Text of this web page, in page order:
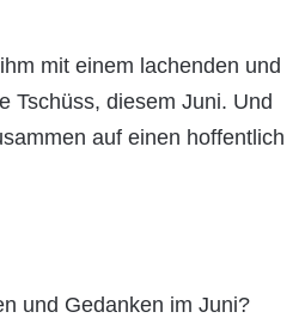
mit einem lachenden und
Tschüss, diesem Juni. Und
auf einen hoffentlich
und Gedanken im Juni?